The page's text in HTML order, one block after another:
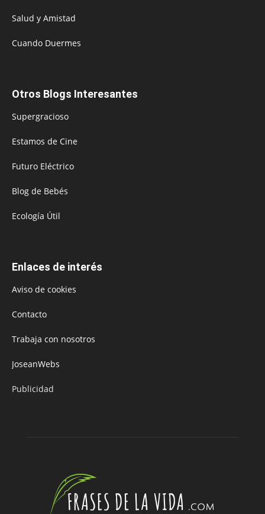
Salud y Amistad
Cuando Duermes
Otros Blogs Interesantes
Supergracioso
Estamos de Cine
Futuro Eléctrico
Blog de Bebés
Ecología Útil
Enlaces de interés
Aviso de cookies
Contacto
Trabaja con nosotros
JoseanWebs
Publicidad